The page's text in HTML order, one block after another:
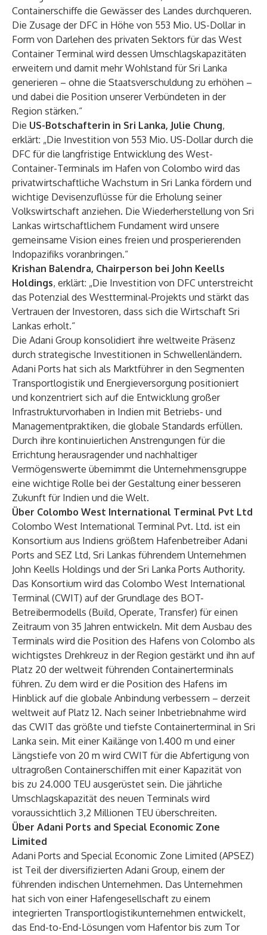
Containerschiffe die Gewässer des Landes durchqueren.
Die Zusage der DFC in Höhe von 553 Mio. US-Dollar in
Form von Darlehen des privaten Sektors für das West
Container Terminal wird dessen Umschlagskapazitäten
erweitern und damit mehr Wohlstand für Sri Lanka
generieren – ohne die Staatsverschuldung zu erhöhen –
und dabei die Position unserer Verbündeten in der
Region stärken.“
Die US-Botschafterin in Sri Lanka, Julie Chung,
erklärt: „Die Investition von 553 Mio. US-Dollar durch die
DFC für die langfristige Entwicklung des West-
Container-Terminals im Hafen von Colombo wird das
privatwirtschaftliche Wachstum in Sri Lanka fördern und
wichtige Devisenzuflüsse für die Erholung seiner
Volkswirtschaft anziehen. Die Wiederherstellung von Sri
Lankas wirtschaftlichem Fundament wird unsere
gemeinsame Vision eines freien und prosperierenden
Indopazifiks voranbringen.“
Krishan Balendra, Chairperson bei John Keells
Holdings, erklärt: „Die Investition von DFC unterstreicht
das Potenzial des Westterminal-Projekts und stärkt das
Vertrauen der Investoren, dass sich die Wirtschaft Sri
Lankas erholt.“
Die Adani Group konsolidiert ihre weltweite Präsenz
durch strategische Investitionen in Schwellenländern.
Adani Ports hat sich als Marktführer in den Segmenten
Transportlogistik und Energieversorgung positioniert
und konzentriert sich auf die Entwicklung großer
Infrastrukturvorhaben in Indien mit Betriebs- und
Managementpraktiken, die globale Standards erfüllen.
Durch ihre kontinuierlichen Anstrengungen für die
Errichtung herausragender und nachhaltiger
Vermögenswerte übernimmt die Unternehmensgruppe
eine wichtige Rolle bei der Gestaltung einer besseren
Zukunft für Indien und die Welt.
Über Colombo West International Terminal Pvt Ltd
Colombo West International Terminal Pvt. Ltd. ist ein
Konsortium aus Indiens größtem Hafenbetreiber Adani
Ports and SEZ Ltd, Sri Lankas führendem Unternehmen
John Keells Holdings und der Sri Lanka Ports Authority.
Das Konsortium wird das Colombo West International
Terminal (CWIT) auf der Grundlage des BOT-
Betreibermodells (Build, Operate, Transfer) für einen
Zeitraum von 35 Jahren entwickeln. Mit dem Ausbau des
Terminals wird die Position des Hafens von Colombo als
wichtigstes Drehkreuz in der Region gestärkt und ihn auf
Platz 20 der weltweit führenden Containerterminals
führen. Zu dem wird er die Position des Hafens im
Hinblick auf die globale Anbindung verbessern – derzeit
weltweit auf Platz 12. Nach seiner Inbetriebnahme wird
das CWIT das größte und tiefste Containerterminal in Sri
Lanka sein. Mit einer Kailänge von 1.400 m und einer
Längstiefe von 20 m wird CWIT für die Abfertigung von
ultragroßen Containerschiffen mit einer Kapazität von
bis zu 24.000 TEU ausgerüstet sein. Die jährliche
Umschlagskapazität des neuen Terminals wird
voraussichtlich 3,2 Millionen TEU überschreiten.
Über Adani Ports and Special Economic Zone
Limited
Adani Ports and Special Economic Zone Limited (APSEZ)
ist Teil der diversifizierten Adani Group, einem der
führenden indischen Unternehmen. Das Unternehmen
hat sich von einer Hafengesellschaft zu einem
integrierten Transportlogistikunternehmen entwickelt,
das End-to-End-Lösungen vom Hafentor bis zum Tor